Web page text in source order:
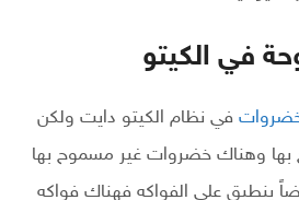
في الكيتو
في نظام الكيتو دايت ولكن
وهناك خضروات غير مسموح بها
ينطبق على الفواكه فهناك فواكه